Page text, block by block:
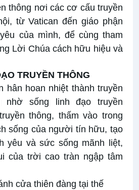
thông nơi các cơ cấu truyền
từ Vatican đến giáo phận
của mình, để cùng tham
Lời Chúa cách hữu hiệu và
TRUYỀN THÔNG
hân hoan nhiệt thành truyền
nhờ sống linh đạo truyền
thông, thấm vào trong
sống của người tín hữu, tạo
yêu và sức sống mãnh liệt,
của trời cao tràn ngập tâm
cửa thiên đàng tại thế